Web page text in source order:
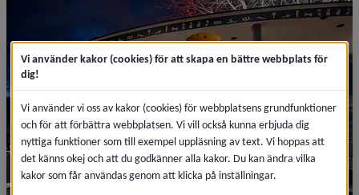
Vi använder kakor (cookies) för att skapa en bättre webbplats för
dig!
Vi använder vi oss av kakor (cookies) för webbplatsens grundfunktioner
och för att förbättra webbplatsen. Vi vill också kunna erbjuda dig
nyttiga funktioner som till exempel uppläsning av text. Vi hoppas att
det känns okej och att du godkänner alla kakor. Du kan ändra vilka
kakor som får användas genom att klicka på inställningar.